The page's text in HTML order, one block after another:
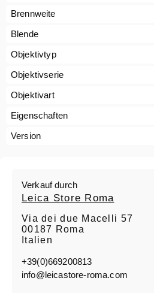
Brennweite
Blende
Objektivtyp
Objektivserie
Objektivart
Eigenschaften
Version
Verkauf durch
Leica Store Roma
Via dei due Macelli 57
00187 Roma
Italien
+39(0)669200813
info@leicastore-roma.com